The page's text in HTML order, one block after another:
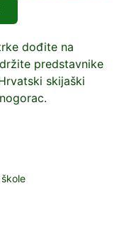
dođite na
predstavnike
skijaški